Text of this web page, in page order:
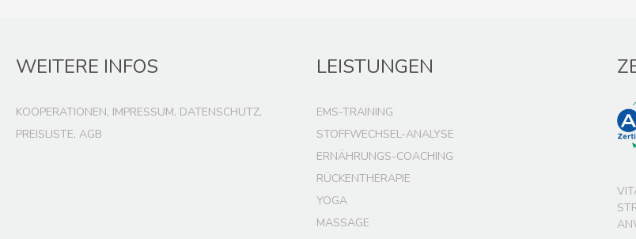
WEITERE INFOS
KOOPERATIONEN, IMPRESSUM, DATENSCHUTZ,
PREISLISTE, AGB
LEISTUNGEN
EMS-TRAINING
STOFFWECHSEL-ANALYSE
ERNÄHRUNGS-COACHING
RÜCKENTHERAPIE
YOGA
MASSAGE